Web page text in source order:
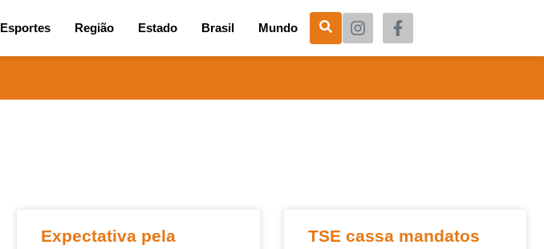
Esportes Região Estado Brasil Mundo
Expectativa pela
TSE cassa mandatos